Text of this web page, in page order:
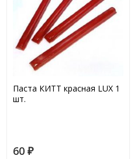
Паста КИТТ красная LUX 1
шт.
60 ₽